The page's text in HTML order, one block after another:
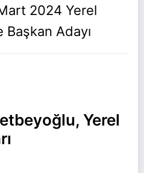
2024 Yerel
Adayı
Yerel